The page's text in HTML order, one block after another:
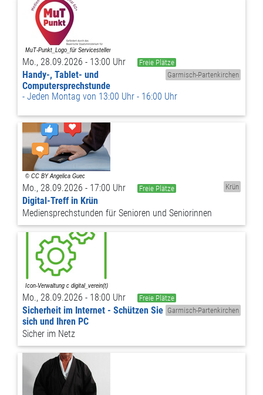
Mo., 28.09.2026 - 13:00 Uhr
Freie Plätze
Garmisch-Partenkirchen
Handy-, Tablet- und
Computersprechstunde
Jeden Montag von 13:00 Uhr - 16:00 Uhr
Mo., 28.09.2026 - 17:00 Uhr Freie Plätze Krün
Digital-Treff in Krün
Mediensprechstunden für Senioren und Seniorinnen
Mo., 28.09.2026 - 18:00 Uhr
Freie Plätze
Garmisch-Partenkirchen
Sicherheit im Internet - Schützen Sie
sich und Ihren PC
Sicher im Netz